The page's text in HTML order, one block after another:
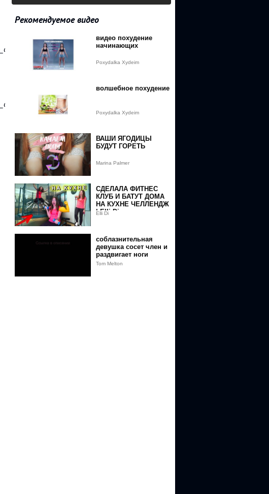
Рекомендуемое видео
видео похудение
начинающих
Poxydalka Xydeim
волшебное похудение
Poxydalka Xydeim
ВАШИ ЯГОДИЦЫ
БУДУТ ГОРЕТЬ
Marina Palmer
СДЕЛАЛА ФИТНЕС
КЛУБ И БАТУТ ДОМА
НА КУХНЕ ЧЕЛЛЕНДЖ
| Elli Di
Elli Di
соблазнительная
девушка сосет член и
раздвигает ноги
Tom Melton